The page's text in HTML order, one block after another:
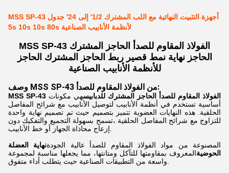
MSS SP-43 أجهزة التثبيت النهائية مع اللب المشترك 1/2' إلى 24' جدول
5s 10s 10s 80s لأنظمة الأنابيب الصناعية
MSS SP-43 الفولاذ المقاوم للصدأ الحاجز المشترك
الحاجز نهاية نمط قصير ربط الحاجز المشترك الحاجز
للأنظمة الأنابيب الصناعية
وصف MSS SP-43 من الفولاذ المقاوم للصدأ:
MSS SP-43 الفولاذ المقاوم للصدأ الحاجز المشترك للدبابيسهي مكونات
أساسية تستخدم في أنظمة الأنابيب لتوصيل الأنابيب مع شرائح المفاصل
الحلقية. هذه النهايات العضوية تتميز بتصميم حيث تم تصميم نهاية واحدة
للتزاوج مع شرائح المفاصل الحلقية ،تسمح بسهولة التجميع والتفكيك دون
المصنوعة من مواد الفولاذ المقاوم للصدأ عالية الجودةنهاية العضلة
الحوضيةالمعروف بمقاومتها للتآكل ومتانتها، مما يجعلها مناسبة لمجموعة